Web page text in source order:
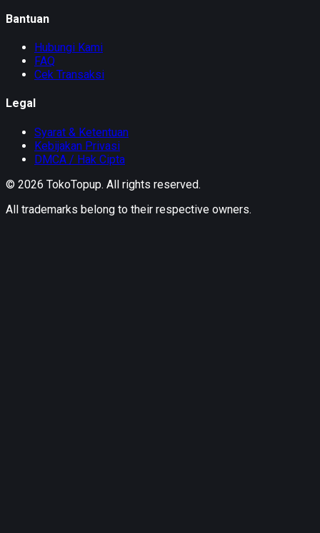
Bantuan
Hubungi Kami
FAQ
Cek Transaksi
Legal
Syarat & Ketentuan
Kebijakan Privasi
DMCA / Hak Cipta
© 2026 TokoTopup. All rights reserved.
All trademarks belong to their respective owners.